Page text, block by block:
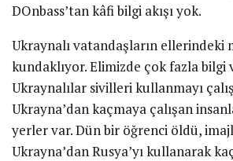
DOnbass’tan kâfi bilgi akışı yok.
Ukraynalı vatandaşların ellerindeki
kundaklıyor. Elimizde çok fazla bilgi
Ukraynalılar sivilleri kullanmayı
Ukrayna’dan kaçmaya çalışan
yerler var. Dün bir öğrenci öldü,
Ukrayna’dan Rusya’yı kullanarak